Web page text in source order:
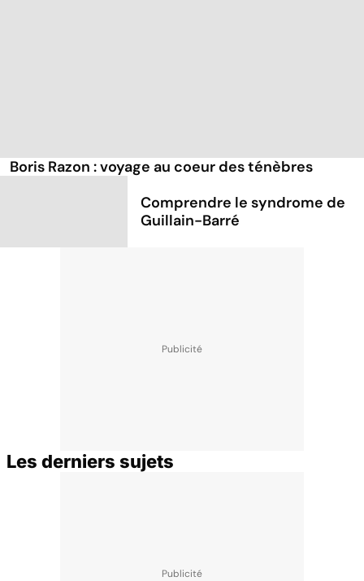
Boris Razon : voyage au coeur des ténèbres
Comprendre le syndrome de
Guillain-Barré
Les derniers sujets